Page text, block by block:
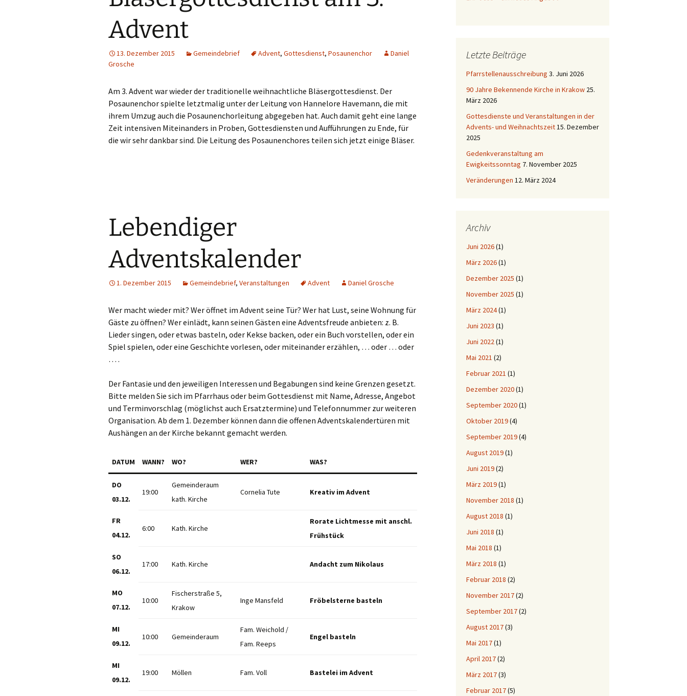
Hauskreise
Advent
13. Dezember 2015 Gemeindebrief Advent, Gottesdienst, Posaunenchor
Daniel
Grosche
Am 3. Advent war wieder der traditionelle weihnachtliche Bläsergottesdienst. Der
Posaunenchor spielte letztmalig unter der Leitung von Hannelore Havemann, die mit
ihrem Umzug auch die Posaunenchorleitung abgegeben hat. Auch damit geht eine lange
Zeit intensiven Miteinanders in Proben, Gottesdiensten und Aufführungen zu Ende, für
die wir sehr dankbar sind. Die Leitung des Posaunenchores teilen sich jetzt einige Bläser.
Lebendiger
Adventskalender
1. Dezember 2015 Gemeindebrief, Veranstaltungen Advent Daniel Grosche
Wer macht wieder mit? Wer öffnet im Advent seine Tür? Wer hat Lust, seine Wohnung für
Gäste zu öffnen? Wer einlädt, kann seinen Gästen eine Adventsfreude anbieten: z. B.
Lieder singen, oder etwas basteln, oder Kekse backen, oder ein Buch vorstellen, oder ein
Spiel spielen, oder eine Geschichte vorlesen, oder miteinander erzählen, … oder … oder
… .
Der Fantasie und den jeweiligen Interessen und Begabungen sind keine Grenzen gesetzt.
Bitte melden Sie sich im Pfarrhaus oder beim Gottesdienst mit Name, Adresse, Angebot
und Terminvorschlag (möglichst auch Ersatztermine) und Telefonnummer zur weiteren
Organisation. Ab dem 1. Dezember können dann die offenen Adventskalendertüren mit
Aushängen an der Kirche bekannt gemacht werden.
DATUM WANN? WO? WER? WAS?
DO
03.12.
19:00
Gemeinderaum
kath. Kirche
Cornelia Tute Kreativ im Advent
FR
04.12.
6:00 Kath. Kirche
Rorate Lichtmesse mit anschl.
Frühstück
SO
06.12.
17:00 Kath. Kirche Andacht zum Nikolaus
MO
07.12.
10:00
Fischerstraße 5,
Krakow
Inge Mansfeld Fröbelsterne basteln
MI
09.12.
10:00 Gemeinderaum
Fam. Weichold /
Fam. Reeps
Engel basteln
MI
09.12.
19:00 Möllen Fam. Voll Bastelei im Advent
Letzte Beiträge
Pfarrstellenausschreibung 3. Juni 2026
90 Jahre Bekennende Kirche in Krakow 25.
März 2026
Gottesdienste und Veranstaltungen in der
Advents- und Weihnachtszeit15. Dezember
2025
Gedenkveranstaltung am
Ewigkeitssonntag 7. November 2025
Veränderungen 12. März 2024
Archiv
Juni 2026(1)
März 2026(1)
Dezember 2025 (1)
November 2025 (1)
März 2024(1)
Juni 2023 (1)
Juni 2022(1)
Mai 2021 (2)
Februar 2021 (1)
Dezember 2020(1)
September 2020(1)
Oktober 2019(4)
September 2019(4)
August 2019(1)
Juni 2019(2)
März 2019(1)
November 2018 (1)
August 2018 (1)
Juni 2018 (1)
Mai 2018 (1)
März 2018 (1)
Februar 2018 (2)
November 2017(2)
September 2017(2)
August 2017(3)
Mai 2017(1)
April 2017(2)
März 2017(3)
Februar 2017(5)